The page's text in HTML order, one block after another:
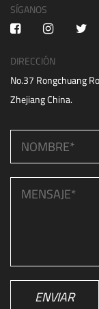
SÍGANOS
DIRECCIÓN
No.37 Rongchuang
Zhejiang China.
ENVIAR